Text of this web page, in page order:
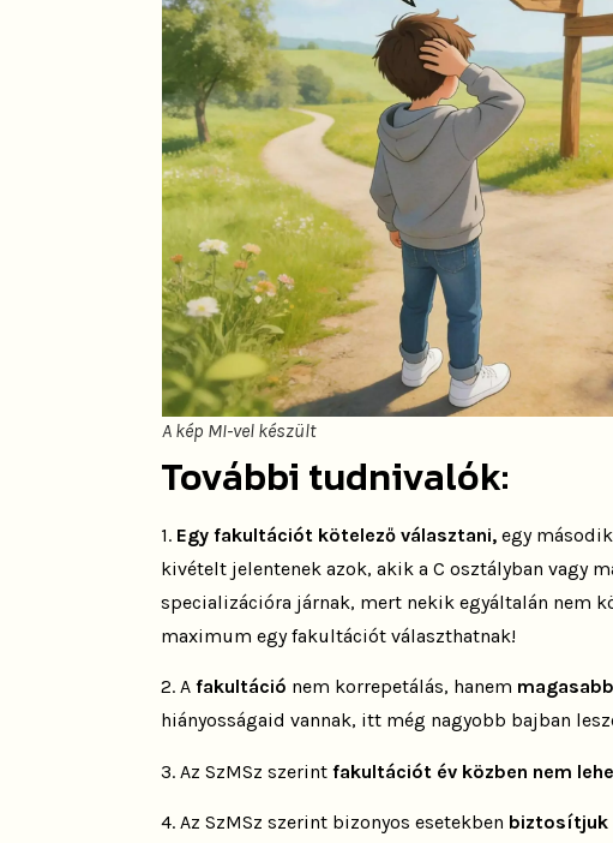
A kép MI-vel készült
További tudnivalók:
1. Egy fakultációt kötelező választani, egy
kivételt jelentenek azok, akik a C osztályban vagy
specializációra járnak, mert nekik egyáltalán nem
maximum egy fakultációt választhatnak!
2. Afakultáció nem korrepetálás, hanem
hiányosságaid vannak, itt még nagyobb bajban
3. Az SzMSz szerint fakultációt év közben nem
4. Az SzMSz szerint bizonyos esetekben biztosítjuk